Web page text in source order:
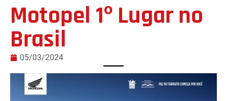
Motopel 1º Lugar no
Brasil
05/03/2024